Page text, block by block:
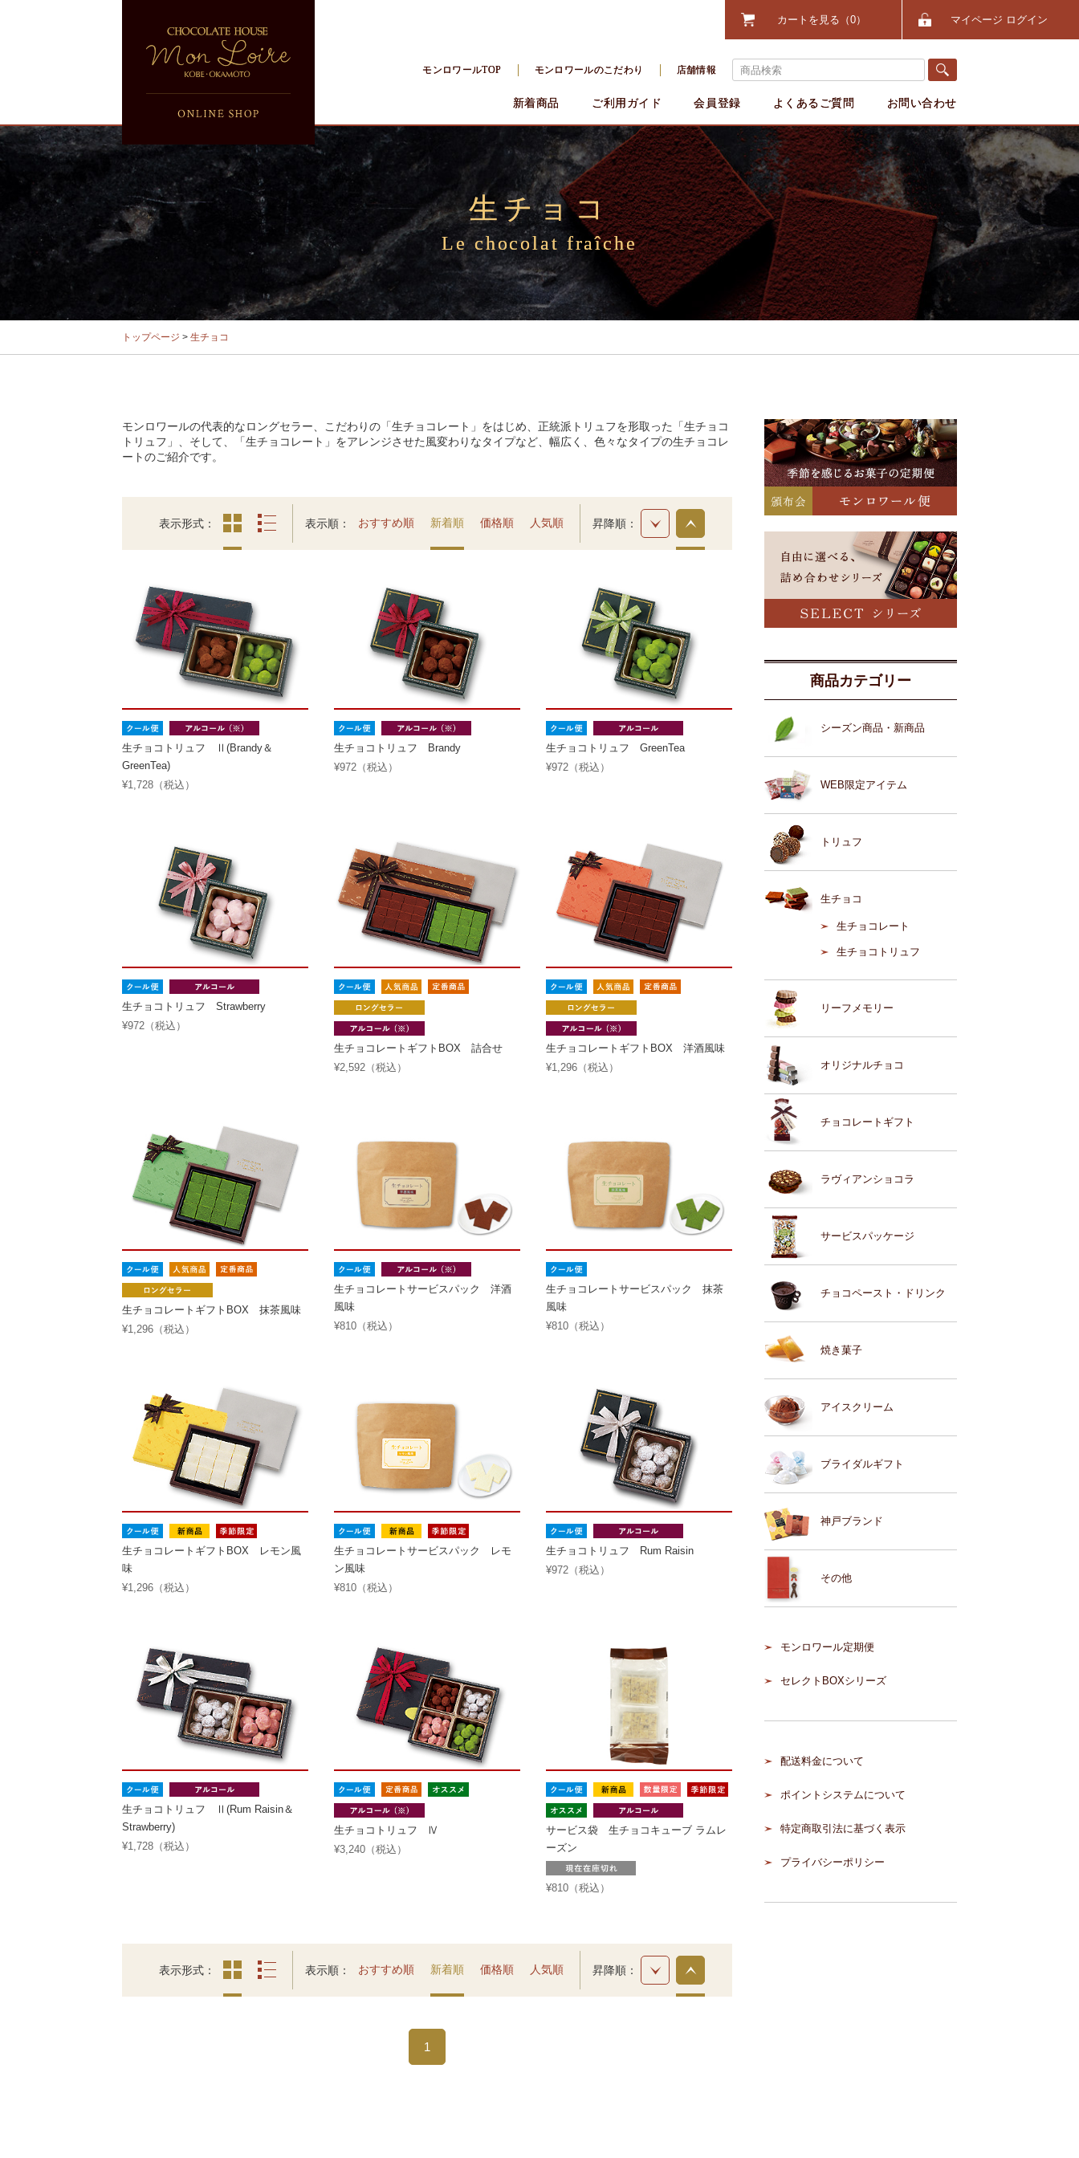
カートを見る 0 マイページ ログイン
モンロワールTOP モンロワールのこだわり 店舗情報
新着商品 ご利用ガイド 会員登録 よくあるご質問 お問い合わせ
生チョコ
Le chocolat fraîche
トップページ > 生チョコ
モンロワールの代表的なロングセラー、こだわりの「生チョコレート」をはじめ、正統派トリュフを形取った「生チョコ
トリュフ」、そして、「生チョコレート」をアレンジさせた風変わりなタイプなど、幅広く、色々なタイプの生チョコレ
ートのご紹介です。
表示形式 表示順 おすすめ順 新着順 価格順 人気順 昇降順
生チョコトリュフ Ⅱ(Brandy＆
GreenTea)
¥1,728（税込）
生チョコトリュフ Brandy
¥972（税込）
生チョコトリュフ GreenTea
¥972（税込）
生チョコトリュフ Strawberry
¥972（税込）
生チョコレートギフトBOX 詰合せ
¥2,592（税込）
生チョコレートギフトBOX 洋酒風味
¥1,296（税込）
生チョコレートギフトBOX 抹茶風味
¥1,296（税込）
生チョコレートサービスパック 洋酒
風味
¥810（税込）
生チョコレートサービスパック 抹茶
風味
¥810（税込）
生チョコレートギフトBOX レモン風
味
¥1,296（税込）
生チョコレートサービスパック レモ
ン風味
¥810（税込）
生チョコトリュフ Rum Raisin
¥972（税込）
生チョコトリュフ Ⅱ(Rum Raisin＆
Strawberry)
¥1,728（税込）
生チョコトリュフ Ⅳ
¥3,240（税込）
サービス袋 生チョコキューブ ラムレ
ーズン
¥810（税込）
表示形式 表示順 おすすめ順 新着順 価格順 人気順 昇降順
1
商品カテゴリー
シーズン商品・新商品
WEB限定アイテム
トリュフ
生チョコ
生チョコレート
生チョコトリュフ
リーフメモリー
オリジナルチョコ
チョコレートギフト
ラヴィアンショコラ
サービスパッケージ
チョコペースト・ドリンク
焼き菓子
アイスクリーム
ブライダルギフト
神戸ブランド
その他
モンロワール定期便
セレクトBOXシリーズ
配送料金について
ポイントシステムについて
特定商取引法に基づく表示
プライバシーポリシー